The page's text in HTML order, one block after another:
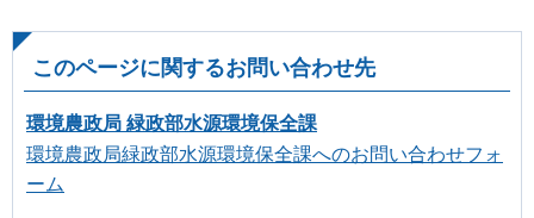
このページに関するお問い合わせ先
環境農政局 緑政部水源環境保全課
環境農政局緑政部水源環境保全課へのお問い合わせフォ
ーム